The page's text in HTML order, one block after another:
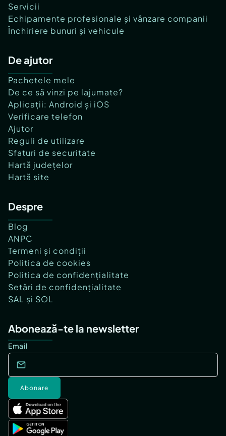
Servicii
Echipamente profesionale și vânzare companii
Închiriere bunuri și vehicule
De ajutor
Pachetele mele
De ce să vinzi pe lajumate?
Aplicații: Android și iOS
Verificare telefon
Ajutor
Reguli de utilizare
Sfaturi de securitate
Hartă județelor
Hartă site
Despre
Blog
ANPC
Termeni și condiții
Politica de cookies
Politica de confidențialitate
Setări de confidențialitate
SAL și SOL
Abonează-te la newsletter
Email
Abonare